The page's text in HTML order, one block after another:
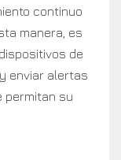
continuo
manera, es
de
enviar alertas
permitan su